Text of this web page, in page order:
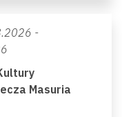
-
Masuria